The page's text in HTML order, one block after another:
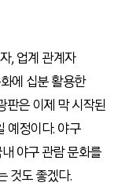
, 업계 관계자
에 십분 활용한
판은 이제 막 시작된
예정이다. 야구
야구 관람 문화를
것도 좋겠다.